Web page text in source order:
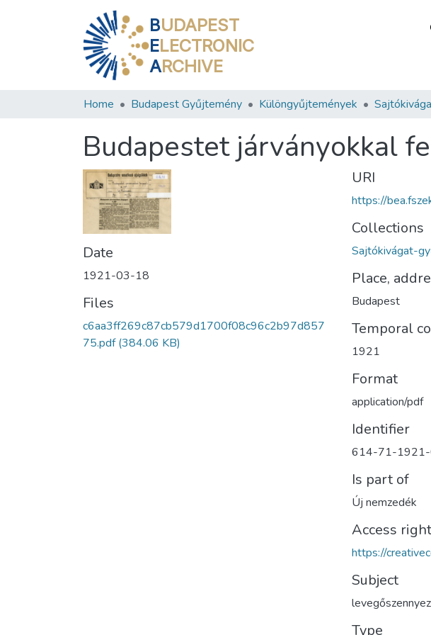
BUDAPEST
ELECTRONIC
ARCHIVE
Home Budapest Gyűjtemény Különgyűjtemények
Budapestet járványokkal
Date
1921-03-18
Files
c6aa3ff269c87cb579d1700f08c96c2b97d857
75.pdf(384.06 KB)
URI
https://
Collections
Sajtókivágat-
Place,
Budapest
Temporal
1921
Format
application/pdf
Identifier
614-71-
Is part of
Új nemzedék
Access
https://
Subject
Type